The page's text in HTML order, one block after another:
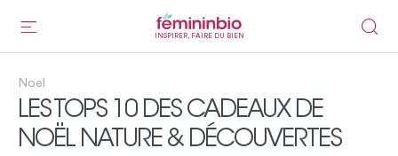
INSPIRER, FAIRE DU BIEN
Noel
LES TOPS 10 DES CADEAUX DE
NOËL NATURE & DÉCOUVERTES